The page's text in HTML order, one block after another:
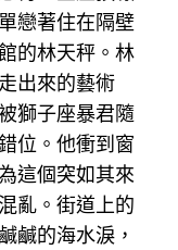
戀著住在隔壁
的林天秤。林
出來的藝術
獅子座暴君隨
位。他衝到窗
這個突如其來
亂。街道上的
鹹的海水淚，